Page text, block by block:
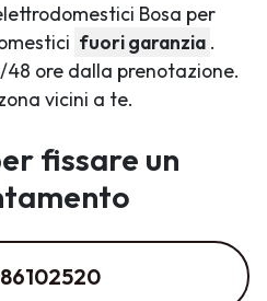
Bosa per
fuori garanzia .
ore dalla prenotazione.
vicini a te.
fissare un